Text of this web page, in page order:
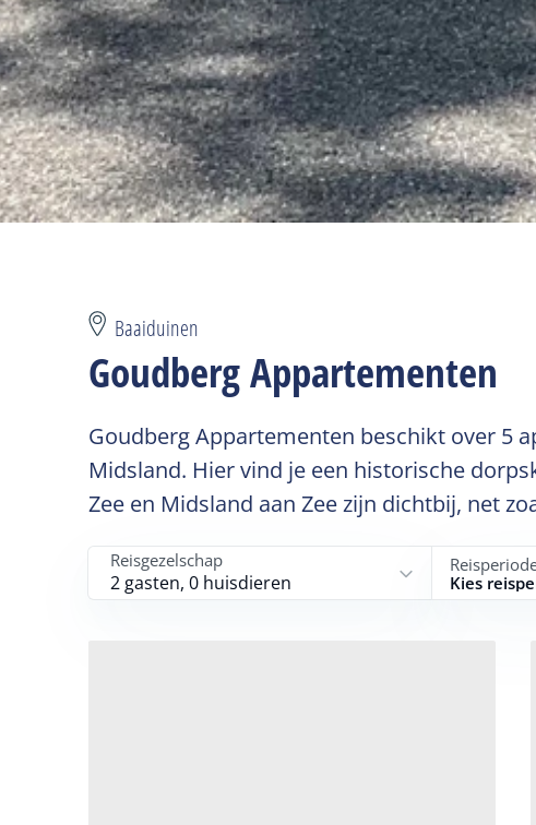
Baaiduinen
Goudberg Appartementen
Goudberg Appartementen beschikt over 5
Midsland. Hier vind je een historische
Zee en Midsland aan Zee zijn dichtbij, net
Reisgezelschap
2 gasten, 0 huisdieren
Kies